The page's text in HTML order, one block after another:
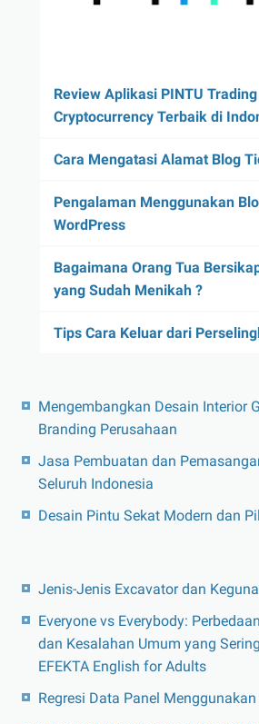
Review Aplikasi PINTU Trading
Cryptocurrency Terbaik di
Cara Mengatasi Alamat Blog
Pengalaman Menggunakan
WordPress
Bagaimana Orang Tua
yang Sudah Menikah ?
Tips Cara Keluar dari
Mengembangkan Desain Interior
Branding Perusahaan
Jasa Pembuatan dan
Seluruh Indonesia
Desain Pintu Sekat Modern dan
Jenis-Jenis Excavator dan
Everyone vs Everybody:
dan Kesalahan Umum yang
EFEKTA English for Adults
Regresi Data Panel